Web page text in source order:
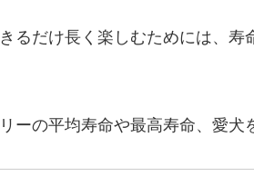
るだけ長く楽しむためには、
ーの平均寿命や最高寿命、愛犬